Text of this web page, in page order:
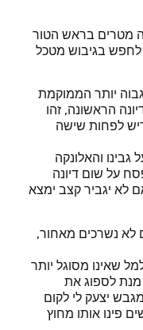
מטרים בראש הטור
בגיבוש מטכל
יותר הממוקמת
הראשונה, זהו
לפחות שישה
והאלונקה
על שום דיונה
לא יגביר קצב ימצא
לא נשרכים מאחור,
שאינו מסוגל יותר
מנת לספוג את
יצעק לי לקום
פינו אותו מחוץ